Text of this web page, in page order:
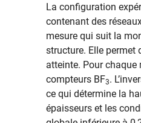
La configuration
contenant des
mesure qui suit la
structure. Elle permet
atteinte. Pour chaque
compteurs BF3.
ce qui détermine la
épaisseurs et les